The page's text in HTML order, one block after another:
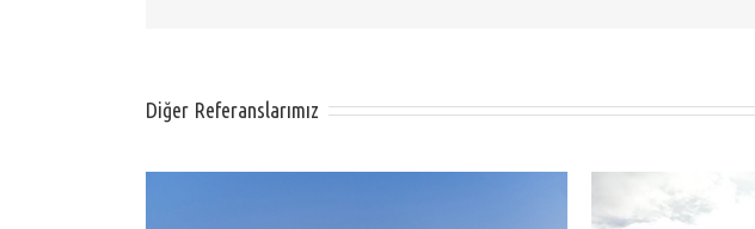
Diğer Referanslarımız